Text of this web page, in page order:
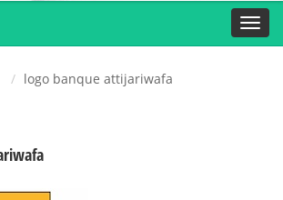
logo banque attijariwafa